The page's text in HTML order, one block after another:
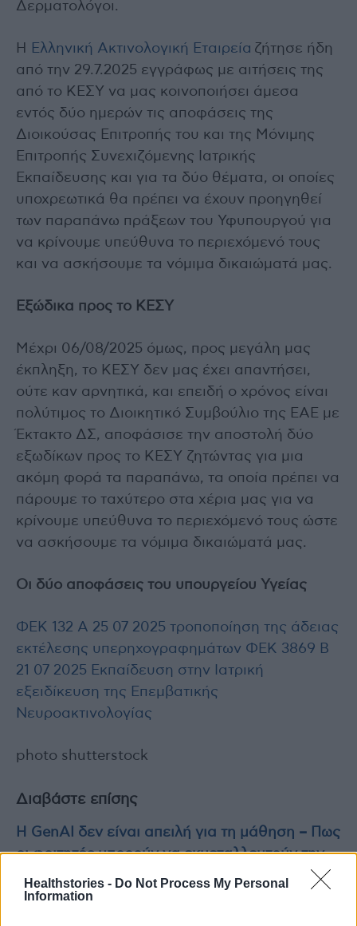
Healthstories - Do Not Process My Personal
Information
Δερματολόγοι.
Η Ελληνική Ακτινολογική Εταιρεία ζήτησε ήδη
από την 29.7.2025 εγγράφως με αιτήσεις της
από το ΚΕΣΥ να μας κοινοποιήσει άμεσα
εντός δύο ημερών τις αποφάσεις της
Διοικούσας Επιτροπής του και της Μόνιμης
Επιτροπής Συνεχιζόμενης Ιατρικής
Εκπαίδευσης και για τα δύο θέματα, οι οποίες
υποχρεωτικά θα πρέπει να έχουν προηγηθεί
των παραπάνω πράξεων του Υφυπουργού για
να κρίνουμε υπεύθυνα το περιεχόμενό τους
και να ασκήσουμε τα νόμιμα δικαιώματά μας.
Εξώδικα προς το ΚΕΣΥ
Μέχρι 06/08/2025 όμως, προς μεγάλη μας
έκπληξη, το ΚΕΣΥ δεν μας έχει απαντήσει,
ούτε καν αρνητικά, και επειδή ο χρόνος είναι
πολύτιμος το Διοικητικό Συμβούλιο της ΕΑΕ με
Έκτακτο ΔΣ, αποφάσισε την αποστολή δύο
εξωδίκων προς το ΚΕΣΥ ζητώντας για μια
ακόμη φορά τα παραπάνω, τα οποία πρέπει να
πάρουμε το ταχύτερο στα χέρια μας για να
κρίνουμε υπεύθυνα το περιεχόμενό τους ώστε
να ασκήσουμε τα νόμιμα δικαιώματά μας.
Οι δύο αποφάσεις του υπουργείου Υγείας
ΦΕΚ 132 Α 25 07 2025 τροποποίηση της άδειας
εκτέλεσης υπερηχογραφημάτων ΦΕΚ 3869 Β
21 07 2025 Εκπαίδευση στην Ιατρική
εξειδίκευση της Επεμβατικής
Νευροακτινολογίας
photo shutterstock
Διαβάστε επίσης
Η GenAI δεν είναι απειλή για τη μάθηση – Πως
οι φοιτητές μπορούν να εκμεταλλευτούν την
τεχνολογία